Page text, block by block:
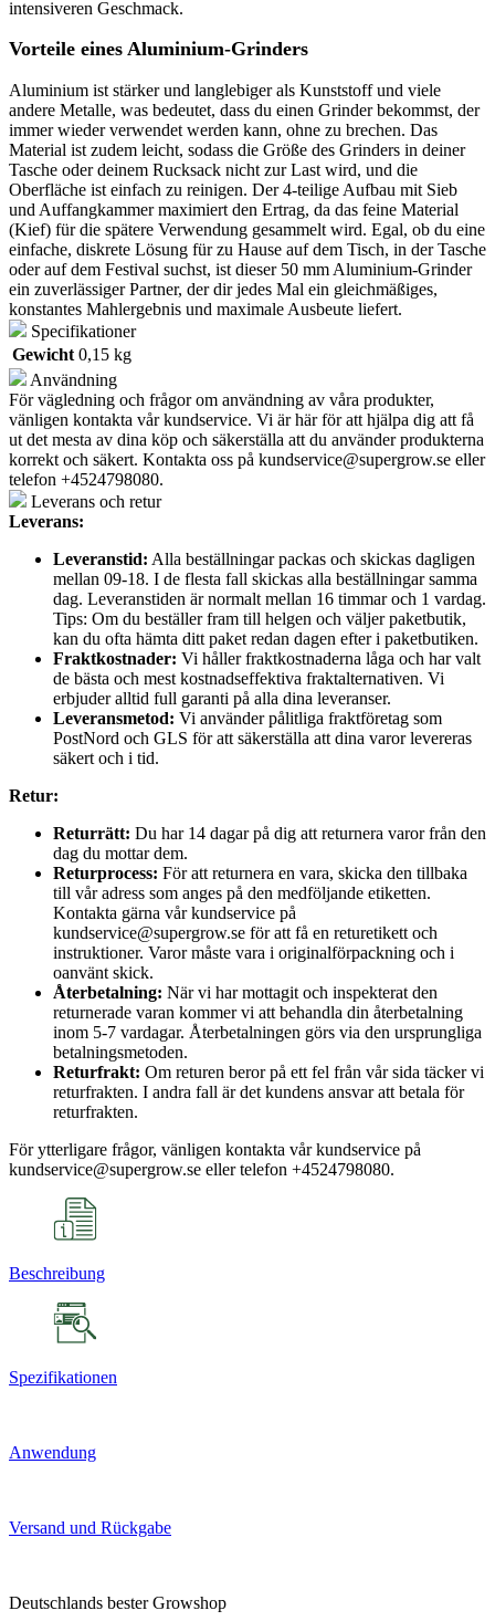
intensiveren Geschmack.
Vorteile eines Aluminium-Grinders
Aluminium ist stärker und langlebiger als Kunststoff und viele
andere Metalle, was bedeutet, dass du einen Grinder bekommst, der
immer wieder verwendet werden kann, ohne zu brechen. Das
Material ist zudem leicht, sodass die Größe des Grinders in deiner
Tasche oder deinem Rucksack nicht zur Last wird, und die
Oberfläche ist einfach zu reinigen. Der 4-teilige Aufbau mit Sieb
und Auffangkammer maximiert den Ertrag, da das feine Material
(Kief) für die spätere Verwendung gesammelt wird. Egal, ob du eine
einfache, diskrete Lösung für zu Hause auf dem Tisch, in der Tasche
oder auf dem Festival suchst, ist dieser 50 mm Aluminium-Grinder
ein zuverlässiger Partner, der dir jedes Mal ein gleichmäßiges,
konstantes Mahlergebnis und maximale Ausbeute liefert.
Specifikationer
Gewicht 0,15 kg
Användning
För vägledning och frågor om användning av våra produkter,
vänligen kontakta vår kundservice. Vi är här för att hjälpa dig att få
ut det mesta av dina köp och säkerställa att du använder produkterna
korrekt och säkert. Kontakta oss på kundservice@supergrow.se eller
telefon +4524798080.
Leverans och retur
Leverans:
Leveranstid: Alla beställningar packas och skickas dagligen
mellan 09-18. I de flesta fall skickas alla beställningar samma
dag. Leveranstiden är normalt mellan 16 timmar och 1 vardag.
Tips: Om du beställer fram till helgen och väljer paketbutik,
kan du ofta hämta ditt paket redan dagen efter i paketbutiken.
Fraktkostnader: Vi håller fraktkostnaderna låga och har valt
de bästa och mest kostnadseffektiva fraktalternativen. Vi
erbjuder alltid full garanti på alla dina leveranser.
Leveransmetod: Vi använder pålitliga fraktföretag som
PostNord och GLS för att säkerställa att dina varor levereras
säkert och i tid.
Retur:
Returrätt: Du har 14 dagar på dig att returnera varor från den
dag du mottar dem.
Returprocess: För att returnera en vara, skicka den tillbaka
till vår adress som anges på den medföljande etiketten.
Kontakta gärna vår kundservice på
kundservice@supergrow.se för att få en returetikett och
instruktioner. Varor måste vara i originalförpackning och i
oanvänt skick.
Återbetalning: När vi har mottagit och inspekterat den
returnerade varan kommer vi att behandla din återbetalning
inom 5-7 vardagar. Återbetalningen görs via den ursprungliga
betalningsmetoden.
Returfrakt: Om returen beror på ett fel från vår sida täcker vi
returfrakten. I andra fall är det kundens ansvar att betala för
returfrakten.
För ytterligare frågor, vänligen kontakta vår kundservice på
kundservice@supergrow.se eller telefon +4524798080.
Beschreibung
Spezifikationen
Anwendung
Versand und Rückgabe
Deutschlands bester Growshop